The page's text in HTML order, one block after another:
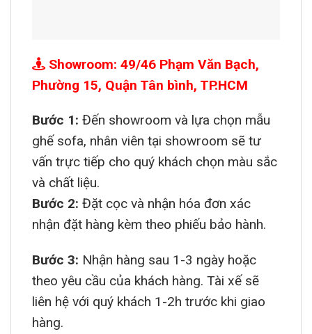
Showroom: 49/46 Phạm Văn Bạch,
Phường 15, Quận Tân bình, TP.HCM
Bước 1: Đến showroom và lựa chọn mẫu
ghế sofa, nhân viên tại showroom sẽ tư
vấn trực tiếp cho quý khách chọn màu sắc
và chất liệu.
Bước 2: Đặt cọc và nhận hóa đơn xác
nhận đặt hàng kèm theo phiếu bảo hành.
Bước 3: Nhận hàng sau 1-3 ngày hoặc
theo yêu cầu của khách hàng. Tài xế sẽ
liên hệ với quý khách 1-2h trước khi giao
hàng.